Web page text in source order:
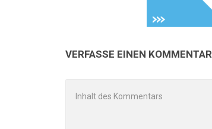
VERFASSE EINEN KOMMENTAR